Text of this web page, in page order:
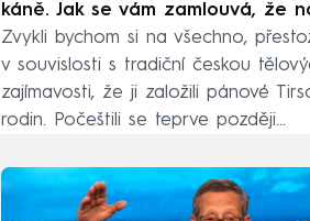
káně. Jak se vám zamlouvá, že
Zvykli bychom si na všechno,
v souvislosti s tradiční českou
zajímavosti, že ji založili pánové
rodin. Počeštili se teprve později…